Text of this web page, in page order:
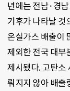
년에는 전남·경
기후가 나타날
온실가스 배출이
제외한 전국 대부
제시됐다. 고탄소
뤄지지 않아 배출